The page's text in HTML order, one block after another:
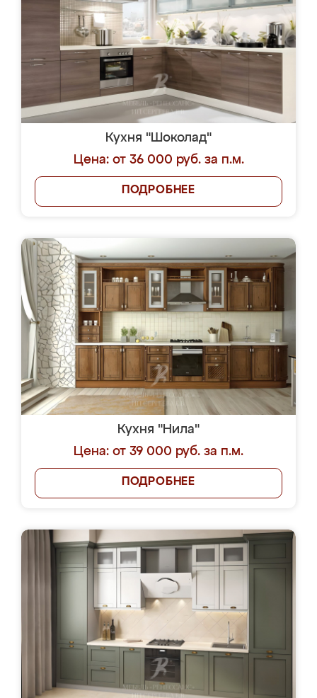
Кухня "Шоколад"
Цена: от 36 000 руб. за п.м.
ПОДРОБНЕЕ
Кухня "Нила"
Цена: от 39 000 руб. за п.м.
ПОДРОБНЕЕ